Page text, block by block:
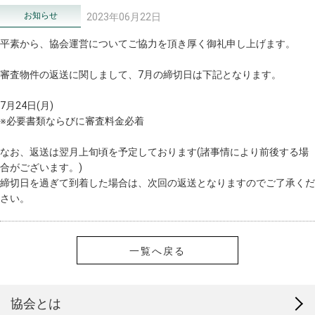
お知らせ 2023年06月22日
平素から、協会運営についてご協力を頂き厚く御礼申し上げます。
審査物件の返送に関しまして、7月の締切日は下記となります。
7月24日(月)
※必要書類ならびに審査料金必着
なお、返送は翌月上旬頃を予定しております(諸事情により前後する場
合がございます。)
締切日を過ぎて到着した場合は、次回の返送となりますのでご了承くだ
さい。
一覧へ戻る
協会とは